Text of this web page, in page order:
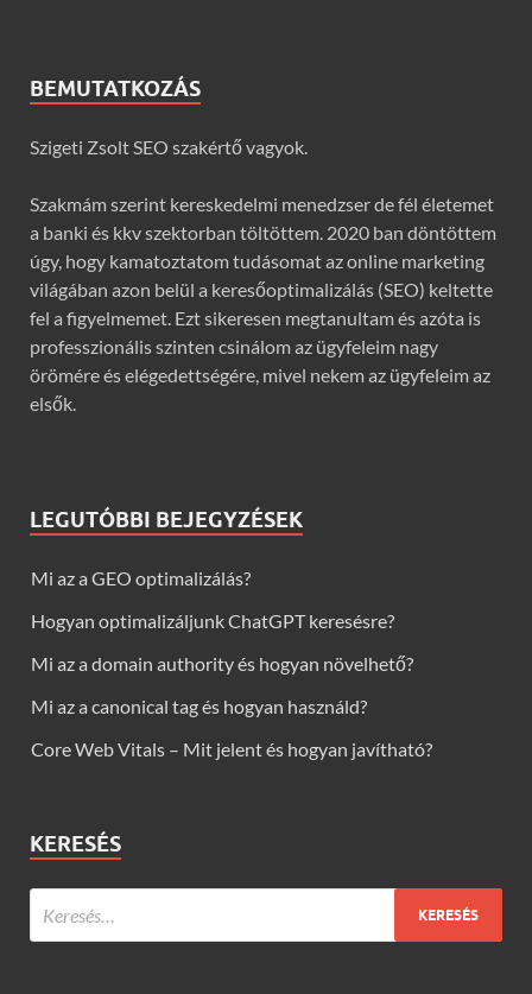
BEMUTATKOZÁS
Szigeti Zsolt SEO szakértő vagyok.
Szakmám szerint kereskedelmi menedzser de fél életemet
a banki és kkv szektorban töltöttem. 2020 ban döntöttem
úgy, hogy kamatoztatom tudásomat az online marketing
világában azon belül a keresőoptimalizálás (SEO) keltette
fel a figyelmemet. Ezt sikeresen megtanultam és azóta is
professzionális szinten csinálom az ügyfeleim nagy
örömére és elégedettségére, mivel nekem az ügyfeleim az
elsők.
LEGUTÓBBI BEJEGYZÉSEK
Mi az a GEO optimalizálás?
Hogyan optimalizáljunk ChatGPT keresésre?
Mi az a domain authority és hogyan növelhető?
Mi az a canonical tag és hogyan használd?
Core Web Vitals – Mit jelent és hogyan javítható?
KERESÉS